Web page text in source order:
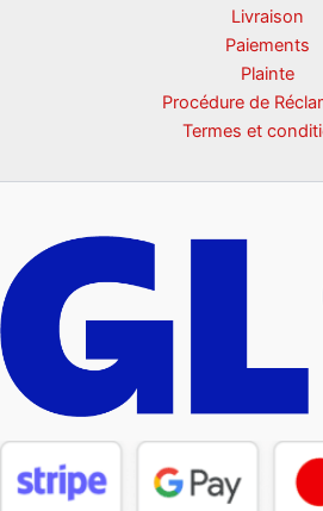
Livraison
Paiements
Plainte
Procédure de
Termes et